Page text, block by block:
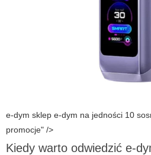
e-dym sklep e-dym na jedności 10
promocje" />
Kiedy warto odwiedzić e-